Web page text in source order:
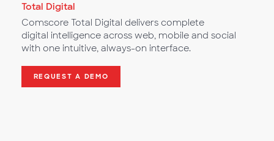
Total Digital
Comscore Total Digital delivers complete
digital intelligence across web, mobile and social
with one intuitive, always-on interface.
REQUEST A DEMO